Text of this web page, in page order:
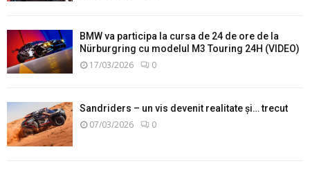
BMW va participa la cursa de 24 de ore de la
Nürburgring cu modelul M3 Touring 24H (VIDEO)
17/03/2026 0
Sandriders – un vis devenit realitate și… trecut
07/03/2026 0